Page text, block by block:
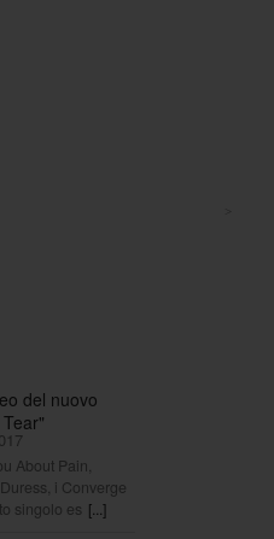
del nuovo
About Pain,
i Converge
singolo es [...]